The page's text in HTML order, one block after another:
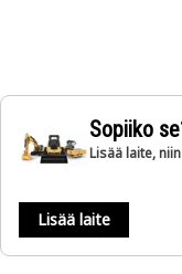
Sopiiko
Lisää laite,
Lisää laite